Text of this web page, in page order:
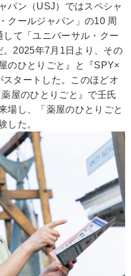
パン（USJ）ではスペシャ
クールジャパン」の10 周
て「ユニバーサル・クー
。2025年7月1日より、その
のひとりごと』と『SPY×
タートした。このほどオ
屋のひとりごと』で壬氏
場し、「薬屋のひとりごと
した。